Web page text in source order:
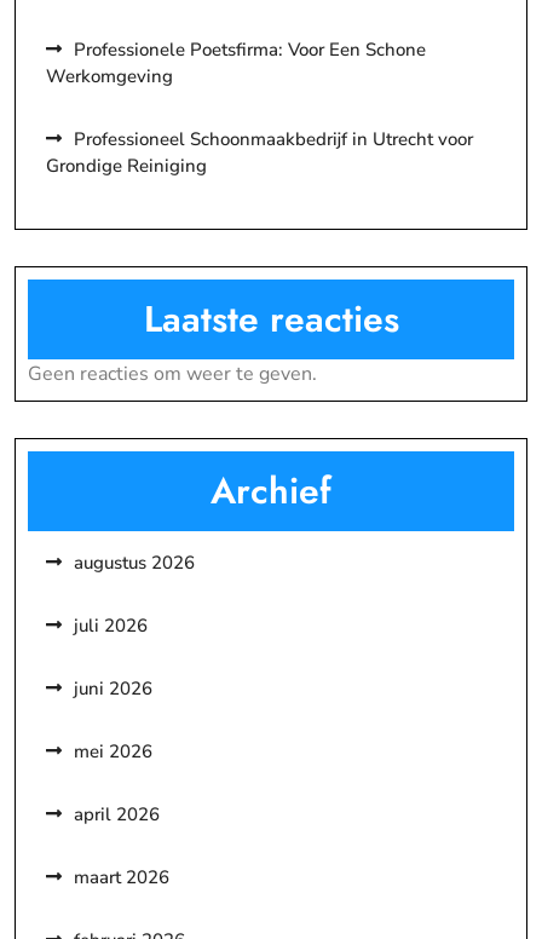
Professionele Poetsfirma: Voor Een Schone
Werkomgeving
Professioneel Schoonmaakbedrijf in Utrecht voor
Grondige Reiniging
Laatste reacties
Geen reacties om weer te geven.
Archief
augustus 2026
juli 2026
juni 2026
mei 2026
april 2026
maart 2026